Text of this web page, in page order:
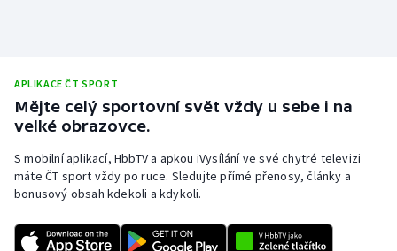
Triatlon
Vodní slalom
Volejbal
APLIKACE ČT SPORT
Mějte celý sportovní svět vždy u sebe i na
velké obrazovce.
S mobilní aplikací, HbbTV a apkou iVysílání ve své chytré televizi
máte ČT sport vždy po ruce. Sledujte přímé přenosy, články a
bonusový obsah kdekoli a kdykoli.